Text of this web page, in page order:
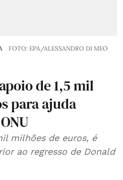
FOTO: EPA/ALESSANDRO DI MEO
de 1,5 mil
para ajuda
milhões de euros, é
ao regresso de Donald